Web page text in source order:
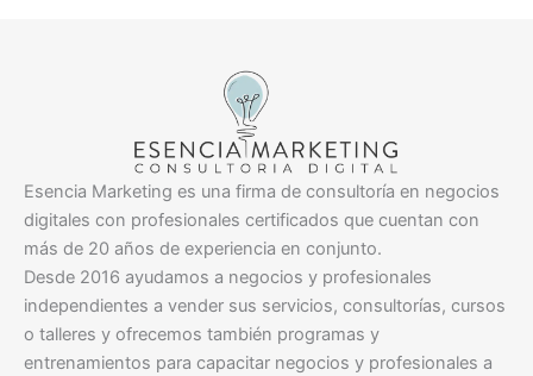
Esencia Marketing es una firma de consultoría en negocios
digitales con profesionales certificados que cuentan con
más de 20 años de experiencia en conjunto.
Desde 2016 ayudamos a negocios y profesionales
independientes a vender sus servicios, consultorías, cursos
o talleres y ofrecemos también programas y
entrenamientos para capacitar negocios y profesionales a